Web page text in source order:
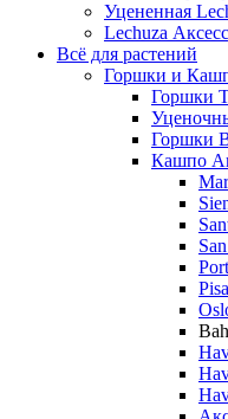
Уцененная
Lechuza
Всё для растений
Горшки и
Горшки
Горшки
Кашпо
Pisa